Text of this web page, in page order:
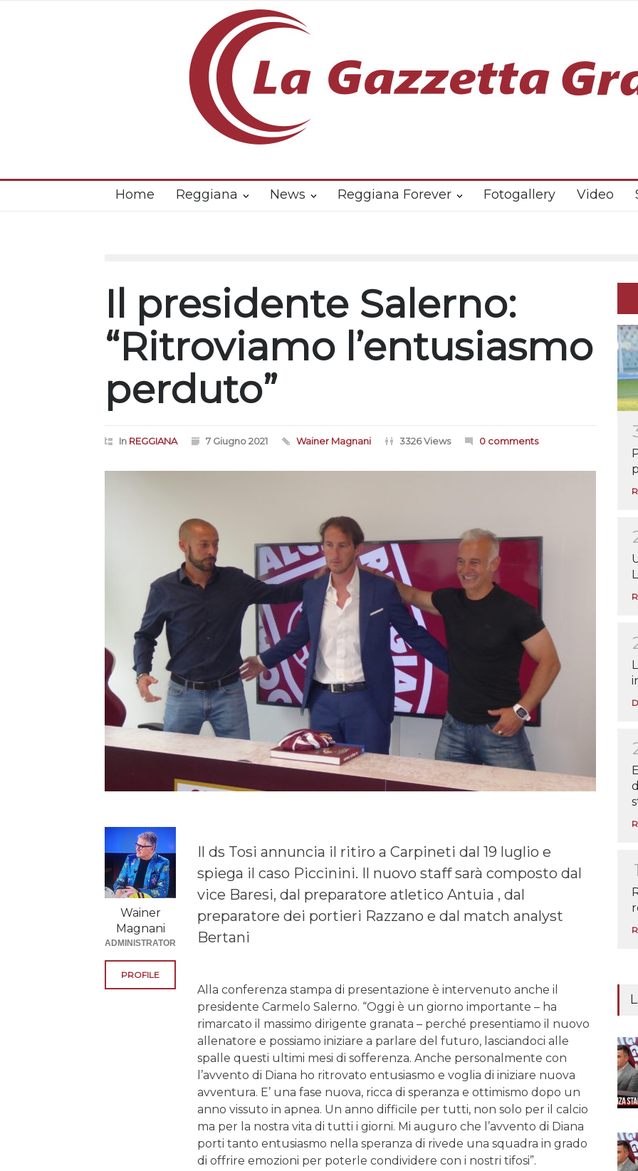
Home Reggiana News Reggiana Forever Fotogallery Video
Il presidente Salerno:
“Ritroviamo l’entusiasmo
perduto”
In REGGIANA 7 Giugno 2021 Wainer Magnani 3326 Views 0 comments
Il ds Tosi annuncia il ritiro a Carpineti dal 19 luglio e
spiega il caso Piccinini. Il nuovo staff sarà composto dal
vice Baresi, dal preparatore atletico Antuia , dal
preparatore dei portieri Razzano e dal match analyst
Bertani
Alla conferenza stampa di presentazione è intervenuto anche il
presidente Carmelo Salerno. “Oggi è un giorno importante – ha
rimarcato il massimo dirigente granata – perché presentiamo il nuovo
allenatore e possiamo iniziare a parlare del futuro, lasciandoci alle
spalle questi ultimi mesi di sofferenza. Anche personalmente con
l’avvento di Diana ho ritrovato entusiasmo e voglia di iniziare nuova
avventura. E’ una fase nuova, ricca di speranza e ottimismo dopo un
anno vissuto in apnea. Un anno difficile per tutti, non solo per il calcio
ma per la nostra vita di tutti i giorni. Mi auguro che l’avvento di Diana
porti tanto entusiasmo nella speranza di rivede una squadra in grado
di offrire emozioni per poterle condividere con i nostri tifosi”.
Wainer
Magnani
ADMINISTRATOR
PROFILE
1